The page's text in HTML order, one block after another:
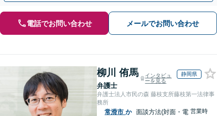
電話でお問い合わせ メールでお問い合わせ
柳川 侑馬
弁護士
インタビュ
ーを見る
静岡県
弁護士法人市民の森 藤枝支所藤枝第一法律事
務所
常滑市 か 面談方法(対面・電 営業時